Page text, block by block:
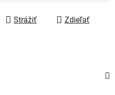
Strážiť Zdieľať